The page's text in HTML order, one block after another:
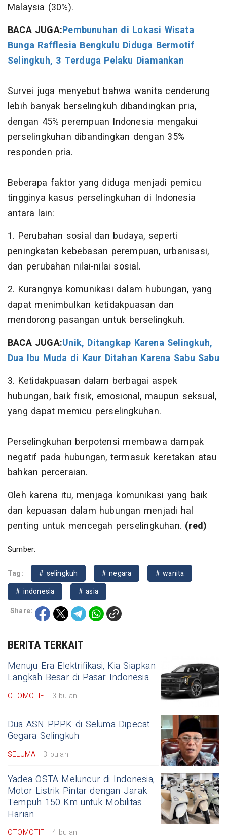
Malaysia (30%).
BACA JUGA:Pembunuhan di Lokasi Wisata
Bunga Rafflesia Bengkulu Diduga Bermotif
Selingkuh, 3 Terduga Pelaku Diamankan
Survei juga menyebut bahwa wanita cenderung
lebih banyak berselingkuh dibandingkan pria,
dengan 45% perempuan Indonesia mengakui
perselingkuhan dibandingkan dengan 35%
responden pria.
Beberapa faktor yang diduga menjadi pemicu
tingginya kasus perselingkuhan di Indonesia
antara lain:
1. Perubahan sosial dan budaya, seperti
peningkatan kebebasan perempuan, urbanisasi,
dan perubahan nilai-nilai sosial.
2. Kurangnya komunikasi dalam hubungan, yang
dapat menimbulkan ketidakpuasan dan
mendorong pasangan untuk berselingkuh.
BACA JUGA:Unik, Ditangkap Karena Selingkuh,
Dua Ibu Muda di Kaur Ditahan Karena Sabu Sabu
3. Ketidakpuasan dalam berbagai aspek
hubungan, baik fisik, emosional, maupun seksual,
yang dapat memicu perselingkuhan.
Perselingkuhan berpotensi membawa dampak
negatif pada hubungan, termasuk keretakan atau
bahkan perceraian.
Oleh karena itu, menjaga komunikasi yang baik
dan kepuasan dalam hubungan menjadi hal
penting untuk mencegah perselingkuhan. (red)
Sumber:
Tag: # selingkuh # negara
# wanita
# indonesia
# asia
Share:
BERITA TERKAIT
Menuju Era Elektrifikasi, Kia Siapkan
Langkah Besar di Pasar Indonesia
OTOMOTIF 3 bulan
Dua ASN PPPK di Seluma Dipecat
Gegara Selingkuh
SELUMA 3 bulan
Yadea OSTA Meluncur di Indonesia,
Motor Listrik Pintar dengan Jarak
Tempuh 150 Km untuk Mobilitas
Harian
OTOMOTIF 4 bulan